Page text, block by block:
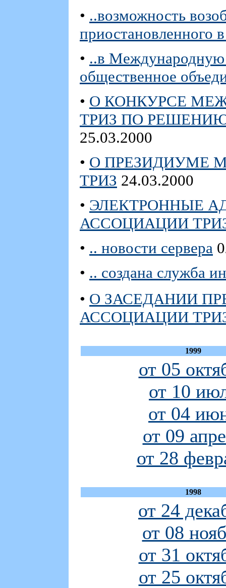
• ..возможность
приостановленного
• ..в
общественное
• О КОНКУРСЕ
ТРИЗ ПО РЕШЕНИЮ
25.03.2000
• О ПРЕЗИДИУМЕ
ТРИЗ 24.03.2000
• ЭЛЕКТРОННЫЕ
АССОЦИАЦИИ
• .. новости сервера
• .. создана служба
• О ЗАСЕДАНИИ
АССОЦИАЦИИ
1999
от 05
от 10
от 04
от 09
от 28
1998
от 24
от 08
от 31
от 25